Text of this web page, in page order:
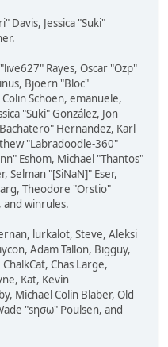
Davis, Jessica "Suki"
Rayes, Oscar "Ozp"
Bjoern "Bloc"
Schoen, emanuele,
"Suki" González, Jon
Hernandez, Karl
"Labradoodle-360"
Eshom, Michael "Thantos"
Selman "[SiNaN]" Eser,
Theodore "Orstio"
and winrules.
lurkalot, Steve, Aleksi
Adam Tallon, Bigguy,
Chas Large,
Kat, Kevin
Michael Colin Blaber, Old
"sησω" Poulsen, and